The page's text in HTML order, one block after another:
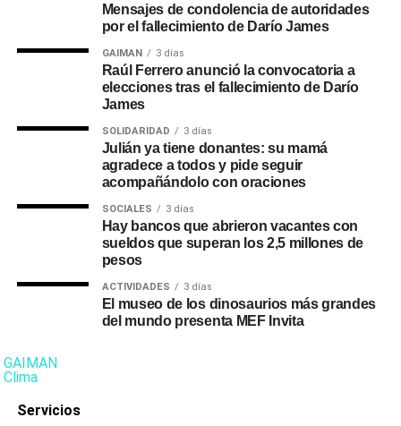
Mensajes de condolencia de autoridades
por el fallecimiento de Darío James
GAIMAN 3 días
Raúl Ferrero anunció la convocatoria a
elecciones tras el fallecimiento de Darío
James
SOLIDARIDAD 3 días
Julián ya tiene donantes: su mamá
agradece a todos y pide seguir
acompañándolo con oraciones
SOCIALES 3 días
Hay bancos que abrieron vacantes con
sueldos que superan los 2,5 millones de
pesos
ACTIVIDADES 3 días
El museo de los dinosaurios más grandes
del mundo presenta MEF Invita
GAIMAN
Clima
Servicios